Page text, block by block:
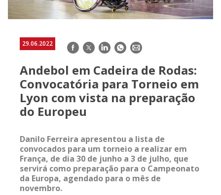
29.06.2022 Facebook
TwitterLinkedInWhatsApp
E-
Andebol em Cadeira de Rodas:
Convocatória para Torneio em
Lyon com vista na preparação
do Europeu
Danilo Ferreira apresentou a lista de
convocados para um torneio a realizar em
França, de dia 30 de junho a 3 de julho, que
servirá como preparação para o Campeonato
da Europa, agendado para o mês de
novembro.